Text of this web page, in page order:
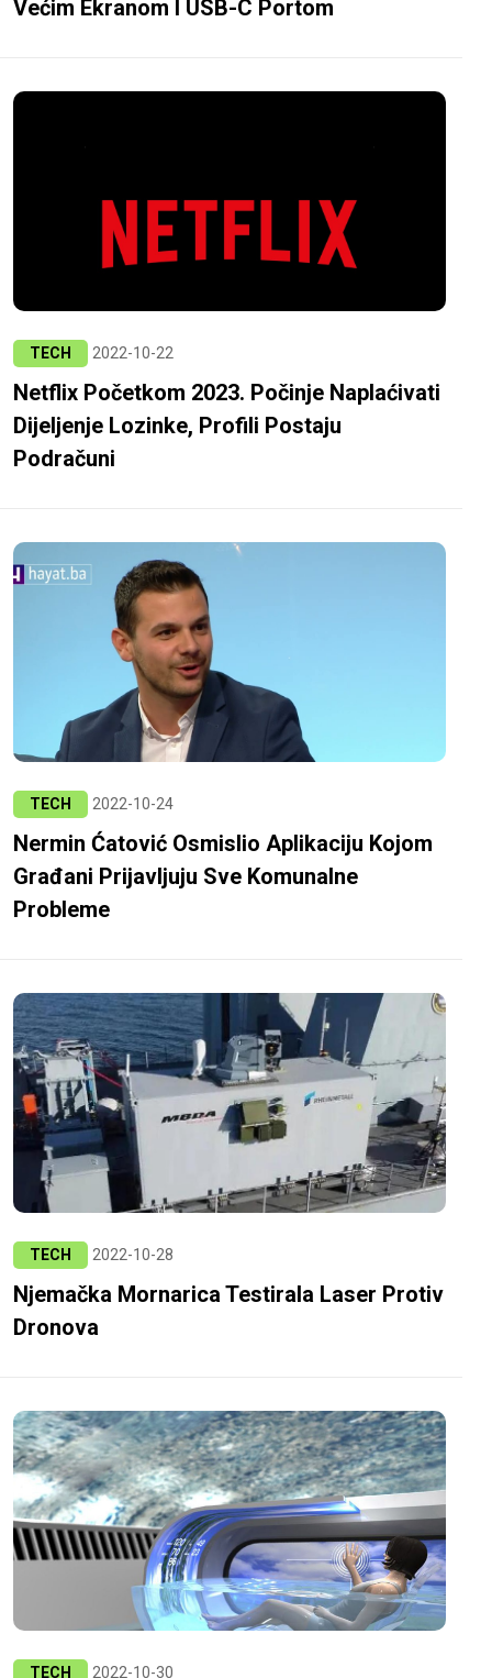
Većim Ekranom I USB-C Portom
TECH 2022-10-22
Netflix Početkom 2023. Počinje Naplaćivati ​​
Dijeljenje Lozinke, Profili Postaju
Podračuni
TECH 2022-10-24
Nermin Ćatović Osmislio Aplikaciju Kojom
Građani Prijavljuju Sve Komunalne
Probleme
TECH 2022-10-28
Njemačka Mornarica Testirala Laser Protiv
Dronova
TECH 2022-10-30